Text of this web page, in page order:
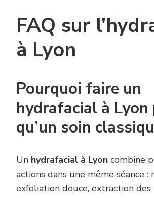
FAQ sur
à Lyon
Pourquoi faire un
hydrafacial à
qu’un soin
Un hydrafacial à Lyon combine
actions dans une même séance :
exfoliation douce, extraction